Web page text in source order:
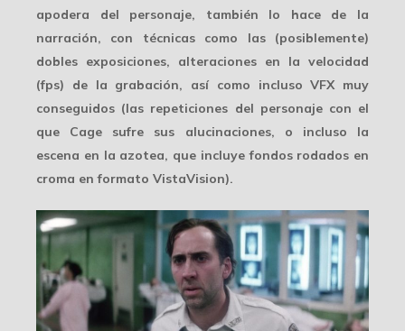
apodera del personaje, también lo hace de la
narración, con técnicas como las (posiblemente)
dobles exposiciones, alteraciones en la velocidad
(fps) de la grabación, así como incluso VFX muy
conseguidos (las repeticiones del personaje con el
que Cage sufre sus alucinaciones, o incluso la
escena en la azotea, que incluye fondos rodados en
croma en formato VistaVision).